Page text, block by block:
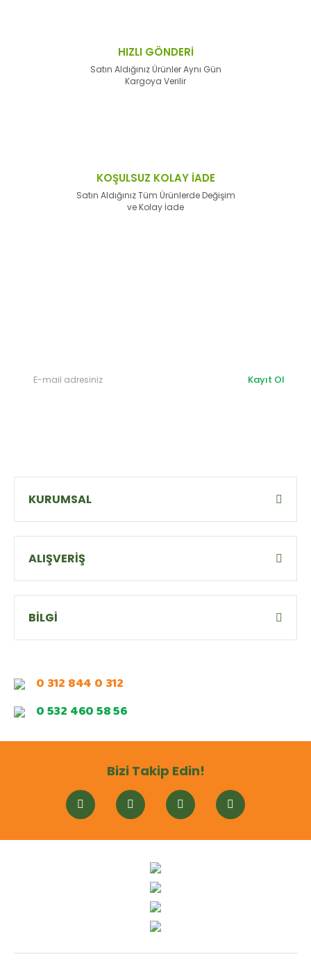
HIZLI GÖNDERİ
Satın Aldığınız Ürünler Aynı Gün
Kargoya Verilir
KOŞULSUZ KOLAY İADE
Satın Aldığınız Tüm Ürünlerde Değişim
ve Kolay İade
Kayıt Ol
KURUMSAL
ALIŞVERİŞ
BİLGİ
0 312 844 0 312
0 532 460 58 56
Bizi Takip Edin!